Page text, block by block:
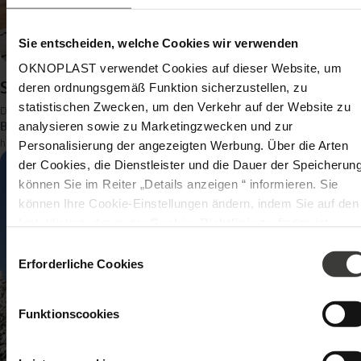
Sie entscheiden, welche Cookies wir verwenden
OKNOPLAST verwendet Cookies auf dieser Website, um
deren ordnungsgemäß Funktion sicherzustellen, zu
statistischen Zwecken, um den Verkehr auf der Website zu
analysieren sowie zu Marketingzwecken und zur
Personalisierung der angezeigten Werbung. Über die Arten
der Cookies, die Dienstleister und die Dauer der
können Sie im Reiter „Details anzeigen “ informieren. Sie
können Ihre Cookie-Einstellungen ändern, indem Sie auf den
Gesellschaft Oknoplast sp. z o.o. Weitere Informationen
personenbezogene Daten und Ihre Rechte finden Sie in der
Erforderliche Cookies
Funktionscookies
SLIDE – Schiebetür
Die Terrassentür SLIDEüberzeugt mit einer einfachen undintuitiven
Bedienungdank einesinnovativen Schiebe-Mechanismusund
herausragenderStabilität. Mit einer Bautiefe von 70 mm eignet sie sich
sowohl für die Renovierung als auch für Neubauten
und passt sich durch
ein minimalistisches Design hervorragend jedem Baustil an. Die SLIDE punktet
optimalen Wärmedämmparameternund hohem Komfort bei einem
sehr guten Preis-Leistungsverhältnis.